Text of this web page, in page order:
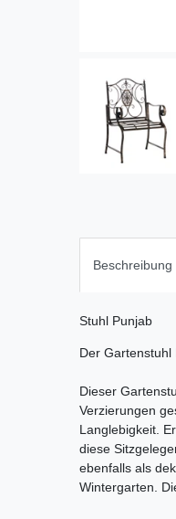
Beschreibung
Stuhl Punjab
Der Gartenstuhl
Dieser
Verzierungen
Langlebigkeit.
diese
ebenfalls als
Wintergarten.